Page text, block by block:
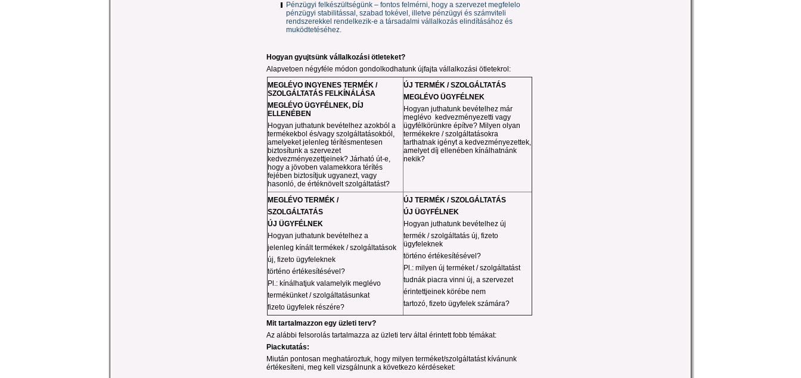
Pénzügyi felkészültségünk – fontos felmérni, hogy a szervezet megfelelo
pénzügyi stabilitással, szabad tokével, illetve pénzügyi és számviteli
rendszerekkel rendelkezik-e a társadalmi vállalkozás elindításához és
muködtetéséhez.
Hogyan gyujtsünk vállalkozási ötleteket?
Alapvetoen négyféle módon gondolkodhatunk újfajta vállalkozási ötletekrol:
MEGLÉVO INGYENES TERMÉK /
SZOLGÁLTATÁS FELKÍNÁLÁSA
MEGLÉVO ÜGYFÉLNEK, DÍJ
ELLENÉBEN
Hogyan juthatunk bevételhez azokból a
termékekbol és/vagy szolgáltatásokból,
amelyeket jelenleg térítésmentesen
biztosítunk a szervezet
kedvezményezettjeinek? Járható út-e,
hogy a jövoben valamekkora térítés
fejében biztosítjuk ugyanezt, vagy
hasonló, de értéknövelt szolgáltatást?
ÚJ TERMÉK / SZOLGÁLTATÁS
MEGLÉVO ÜGYFÉLNEK
Hogyan juthatunk bevételhez már
meglévo kedvezményezetti vagy
ügyfélkörünkre építve? Milyen olyan
termékekre / szolgáltatásokra
tarthatnak igényt a kedvezményezettek,
amelyet díj ellenében kínálhatnánk
nekik?
MEGLÉVO TERMÉK /
SZOLGÁLTATÁS
ÚJ ÜGYFÉLNEK
Hogyan juthatunk bevételhez a
jelenleg kínált termékek / szolgáltatások
új, fizeto ügyfeleknek
történo értékesítésével?
Pl.: kínálhatjuk valamelyik meglévo
termékünket / szolgáltatásunkat
fizeto ügyfelek részére?
ÚJ TERMÉK / SZOLGÁLTATÁS
ÚJ ÜGYFÉLNEK
Hogyan juthatunk bevételhez új
termék / szolgáltatás új, fizeto
ügyfeleknek
történo értékesítésével?
Pl.: milyen új terméket / szolgáltatást
tudnák piacra vinni új, a szervezet
érintettjeinek körébe nem
tartozó, fizeto ügyfelek számára?
Mit tartalmazzon egy üzleti terv?
Az alábbi felsorolás tartalmazza az üzleti terv által érintett fobb témákat:
Piackutatás:
Miután pontosan meghatároztuk, hogy milyen terméket/szolgáltatást kívánunk
értékesíteni, meg kell vizsgálnunk a következo kérdéseket: